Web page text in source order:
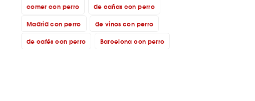
comer con perro
de cañas con perro
Madrid con perro
de vinos con perro
de cafés con perro
Barcelona con perro